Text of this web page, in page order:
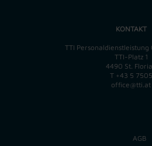
KONTAKT
TTI Personaldienstleistung
TTI-Platz 1
4490 St.
T +43 5 7505
office@tti.at
AGB